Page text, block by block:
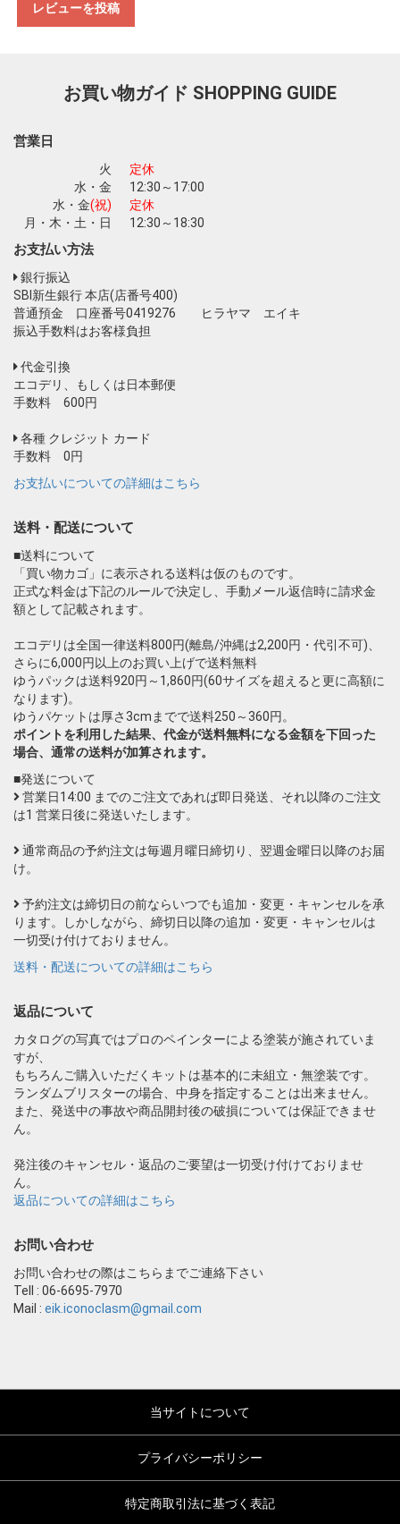
レビューを投稿
お買い物ガイド SHOPPING GUIDE
営業日
火
定休
水・金
12:30～17:00
水・金(祝)
定休
月・木・土・日
12:30～18:30
お支払い方法
銀行振込
SBI新生銀行 本店(店番号400)
普通預金 口座番号0419276 ヒラヤマ エイキ
振込手数料はお客様負担
代金引換
エコデリ、もしくは日本郵便
手数料 600円
各種 クレジット カード
手数料 0円
お支払いについての詳細はこちら
送料・配送について
■送料について
「買い物カゴ」に表示される送料は仮のものです。
正式な料金は下記のルールで決定し、手動メール返信時に請求金
額として記載されます。
エコデリは全国一律送料800円(離島/沖縄は2,200円・代引不可)、
さらに6,000円以上のお買い上げで送料無料
ゆうパックは送料920円～1,860円(60サイズを超えると更に高額に
なります)。
ゆうパケットは厚さ3cmまでで送料250～360円。
ポイントを利用した結果、代金が送料無料になる金額を下回った
場合、通常の送料が加算されます。
■発送について
営業日14:00 までのご注文であれば即日発送、それ以降のご注文
は1 営業日後に発送いたします。
通常商品の予約注文は毎週月曜日締切り、翌週金曜日以降のお届
け。
予約注文は締切日の前ならいつでも追加・変更・キャンセルを承
ります。しかしながら、締切日以降の追加・変更・キャンセルは
一切受け付けておりません。
送料・配送についての詳細はこちら
返品について
カタログの写真ではプロのペインターによる塗装が施されていま
すが、
もちろんご購入いただくキットは基本的に未組立・無塗装です。
ランダムブリスターの場合、中身を指定することは出来ません。
また、発送中の事故や商品開封後の破損については保証できませ
ん。
発注後のキャンセル・返品のご要望は一切受け付けておりませ
ん。
返品についての詳細はこちら
お問い合わせ
お問い合わせの際はこちらまでご連絡下さい
Tell : 06-6695-7970
Mail : eik.iconoclasm@gmail.com
当サイトについて
プライバシーポリシー
特定商取引法に基づく表記